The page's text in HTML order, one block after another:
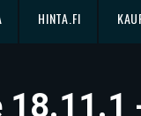
HINTA.FI